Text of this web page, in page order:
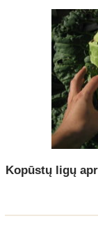
Kopūstų ligų